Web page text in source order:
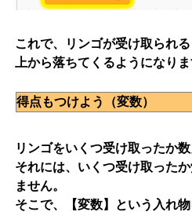
これで、リンゴが受け取られ
上から落ちてくるようになりま
得点もつけよう（変数）
リンゴをいくつ受け取ったか数
それには、いくつ受け取った
ません。
そこで、【変数】という入れ